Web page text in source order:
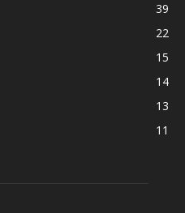
39
22
15
14
13
11